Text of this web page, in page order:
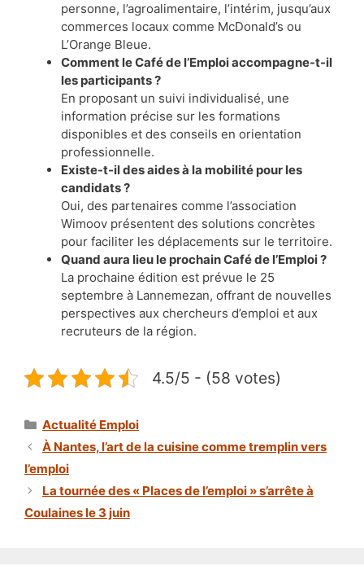
personne, l’agroalimentaire, l’intérim, jusqu’aux
commerces locaux comme McDonald’s ou
L’Orange Bleue.
Comment le Café de l’Emploi accompagne-t-il
les participants ?
En proposant un suivi individualisé, une
information précise sur les formations
disponibles et des conseils en orientation
professionnelle.
Existe-t-il des aides à la mobilité pour les
candidats ?
Oui, des partenaires comme l’association
Wimoov présentent des solutions concrètes
pour faciliter les déplacements sur le territoire.
Quand aura lieu le prochain Café de l’Emploi ?
La prochaine édition est prévue le 25
septembre à Lannemezan, offrant de nouvelles
perspectives aux chercheurs d’emploi et aux
recruteurs de la région.
4.5/5 - (58 votes)
Catégories
Actualité Emploi
À Nantes, l’art de la cuisine comme tremplin vers
l’emploi
La tournée des « Places de l’emploi » s’arrête à
Coulaines le 3 juin